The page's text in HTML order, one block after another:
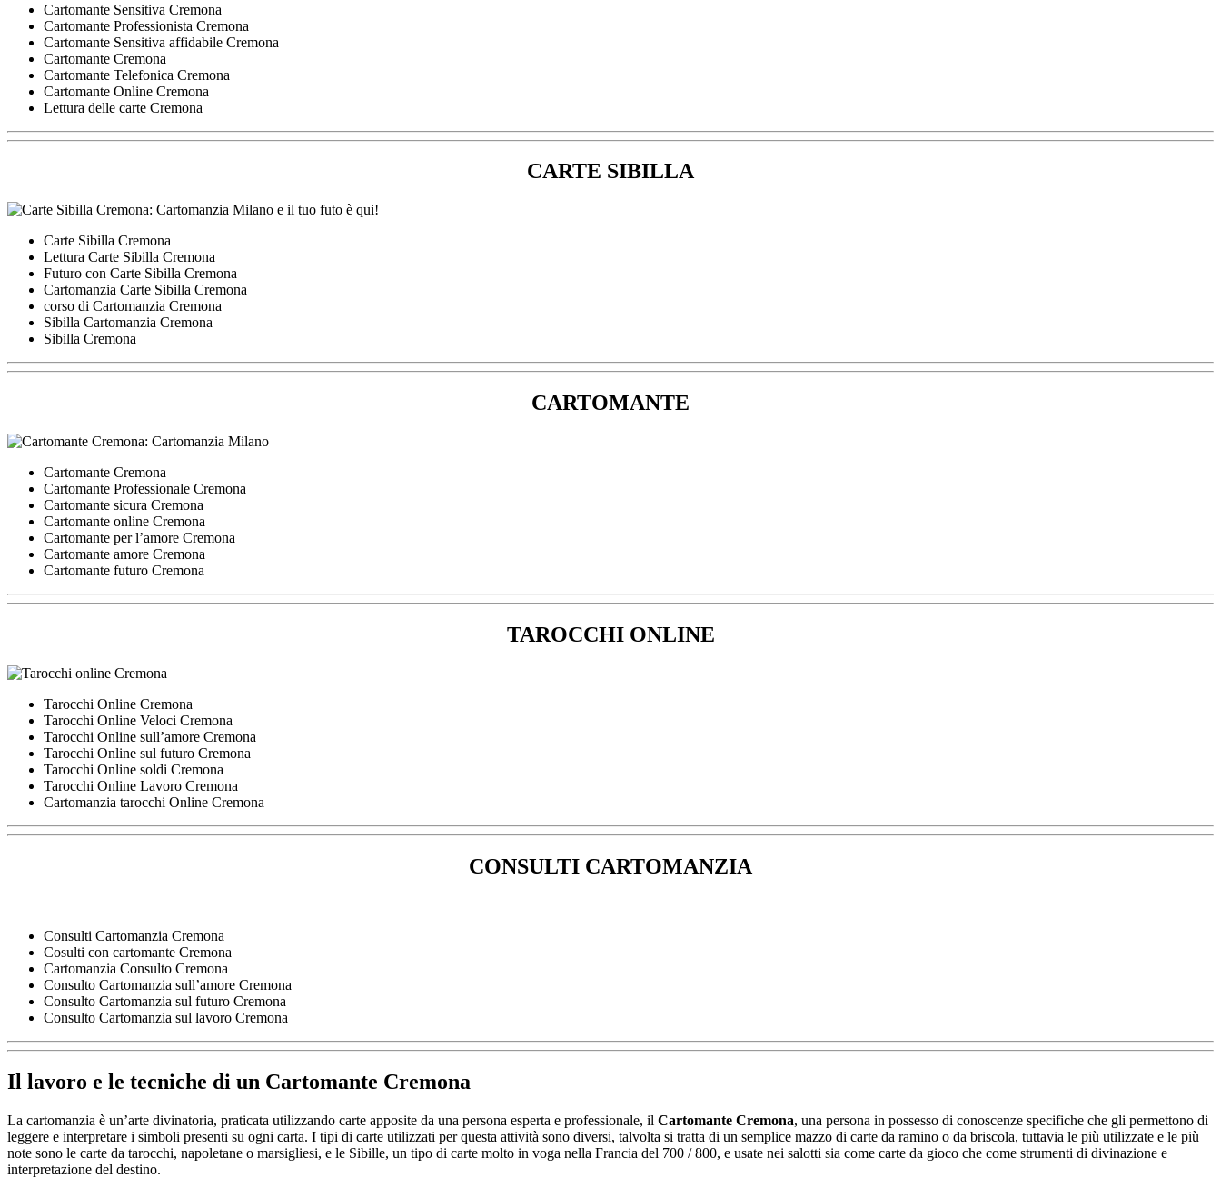
Cartomante Sensitiva Cremona
Cartomante Professionista Cremona
Cartomante Sensitiva affidabile Cremona
Cartomante Cremona
Cartomante Telefonica Cremona
Cartomante Online Cremona
Lettura delle carte Cremona
CARTE SIBILLA
Carte Sibilla Cremona
Lettura Carte Sibilla Cremona
Futuro con Carte Sibilla Cremona
Cartomanzia Carte Sibilla Cremona
corso di Cartomanzia Cremona
Sibilla Cartomanzia Cremona
Sibilla Cremona
CARTOMANTE
Cartomante Cremona
Cartomante Professionale Cremona
Cartomante sicura Cremona
Cartomante online Cremona
Cartomante per l’amore Cremona
Cartomante amore Cremona
Cartomante futuro Cremona
TAROCCHI ONLINE
Tarocchi Online Cremona
Tarocchi Online Veloci Cremona
Tarocchi Online sull’amore Cremona
Tarocchi Online sul futuro Cremona
Tarocchi Online soldi Cremona
Tarocchi Online Lavoro Cremona
Cartomanzia tarocchi Online Cremona
CONSULTI CARTOMANZIA
Consulti Cartomanzia Cremona
Cosulti con cartomante Cremona
Cartomanzia Consulto Cremona
Consulto Cartomanzia sull’amore Cremona
Consulto Cartomanzia sul futuro Cremona
Consulto Cartomanzia sul lavoro Cremona
Il lavoro e le tecniche di un Cartomante Cremona
La cartomanzia è un’arte divinatoria, praticata utilizzando carte apposite da una persona esperta e professionale, il Cartomante Cremona, una persona in possesso di conoscenze specifiche che gli permettono di
leggere e interpretare i simboli presenti su ogni carta. I tipi di carte utilizzati per questa attività sono diversi, talvolta si tratta di un semplice mazzo di carte da ramino o da briscola, tuttavia le più utilizzate e le più
note sono le carte da tarocchi, napoletane o marsigliesi, e le Sibille, un tipo di carte molto in voga nella Francia del 700 / 800, e usate nei salotti sia come carte da gioco che come strumenti di divinazione e
interpretazione del destino.